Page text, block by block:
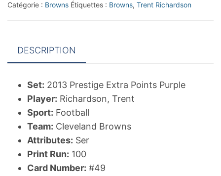
Trent
Catégorie : Browns Étiquettes : Browns, Trent Richardson
DESCRIPTION
Set: 2013 Prestige Extra Points Purple
Player: Richardson, Trent
Sport: Football
Team: Cleveland Browns
Attributes: Ser
Print Run: 100
Card Number: #49